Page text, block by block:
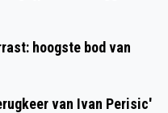
hoogste bod van
van Ivan Perisic'